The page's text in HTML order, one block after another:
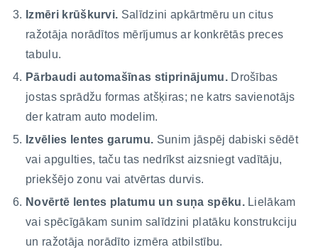
Izmēri krūškurvi. Salīdzini apkārtmēru un citus
ražotāja norādītos mērījumus ar konkrētās preces
tabulu.
Pārbaudi automašīnas stiprinājumu.Drošības
jostas sprādžu formas atšķiras; ne katrs savienotājs
der katram auto modelim.
Izvēlies lentes garumu. Sunim jāspēj dabiski sēdēt
vai apgulties, taču tas nedrīkst aizsniegt vadītāju,
priekšējo zonu vai atvērtas durvis.
Novērtē lentes platumu un suņa spēku.Lielākam
vai spēcīgākam sunim salīdzini platāku konstrukciju
un ražotāja norādīto izmēra atbilstību.